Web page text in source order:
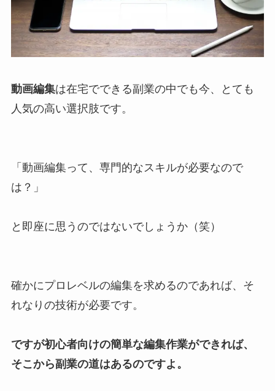
動画編集は在宅でできる副業の中でも今、とても
人気の高い選択肢です。
「動画編集って、専門的なスキルが必要なので
は？」
と即座に思うのではないでしょうか（笑）
確かにプロレベルの編集を求めるのであれば、そ
れなりの技術が必要です。
ですが初心者向けの簡単な編集作業ができれば、
そこから副業の道はあるのですよ。